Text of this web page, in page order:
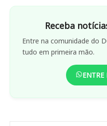
Receba
Entre na comunidade do
tudo em primeira mão.